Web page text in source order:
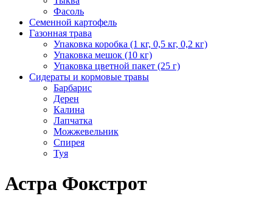
Фасоль
Семенной картофель
Газонная трава
Упаковка коробка (1 кг, 0,5 кг, 0,2 кг)
Упаковка мешок (10 кг)
Упаковка цветной пакет (25 г)
Сидераты и кормовые травы
Барбарис
Дерен
Калина
Лапчатка
Можжевельник
Спирея
Туя
Астра Фокстрот